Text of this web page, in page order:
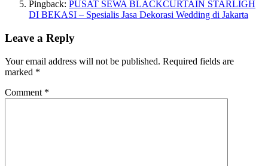
Pingback: PUSAT SEWA BLACKCURTAIN STARLIGH
DI BEKASI – Spesialis Jasa Dekorasi Wedding di Jakarta
Leave a Reply
Your email address will not be published. Required fields are
marked *
Comment *